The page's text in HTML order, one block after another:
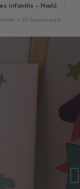
infantils - Nadó
+ Hi havia una